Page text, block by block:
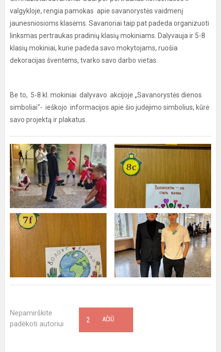
valgykloje, rengia pamokas apie savanorystės vaidmenį
jaunesniosioms klasėms. Savanoriai taip pat padeda organizuoti
linksmas pertraukas pradinių klasių mokiniams. Dalyvauja ir 5-8
klasių mokiniai, kurie padeda savo mokytojams, ruošia
dekoracijas šventėms, tvarko savo darbo vietas.
Be to, 5-8 kl. mokiniai dalyvavo akcijoje „Savanorystės dienos
simboliai‘‘- ieškojo informacijos apie šio judėjimo simbolius, kūrė
savo projektą ir plakatus.
Nepamirškite
padėkoti autoriui
AČIŪ
2